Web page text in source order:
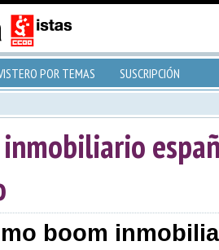
POR TEMAS SUSCRIPCIÓN
boom